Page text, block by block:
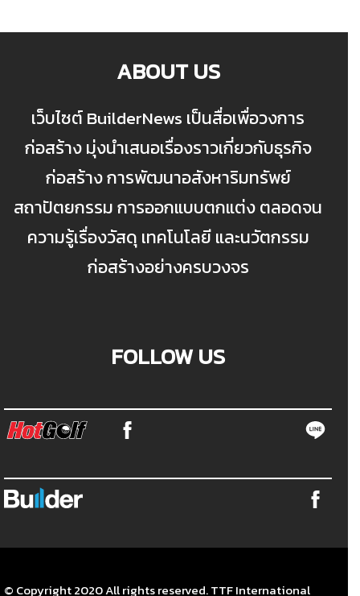
ABOUT US
เว็บไซต์ BuilderNews เป็นสื่อเพื่อวงการ
ก่อสร้าง มุ่งนำเสนอเรื่องราวเกี่ยวกับธุรกิจ
ก่อสร้าง การพัฒนาอสังหาริมทรัพย์
สถาปัตยกรรม การออกแบบตกแต่ง ตลอดจน
ความรู้เรื่องวัสดุ เทคโนโลยี และนวัตกรรม
ก่อสร้างอย่างครบวงจร
FOLLOW US
© Copyright 2020 All rights reserved. TTF International